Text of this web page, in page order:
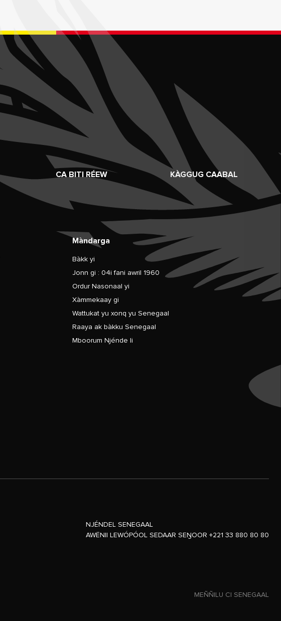
CA BITI RÉEW KÀGGUG CAABAL
Màndarga
Bàkk yi
Jonn gi : 04i fani awril 1960
Ordur Nasonaal yi
Xàmmekaay gi
Wattukat yu xonq yu Senegaal
Raaya ak bàkku Senegaal
Mboorum Njénde li
NJÉNDEL SENEGAAL
AWËNII LEWÓPÓOL SEDAAR SEŊOOR +221 33 880 80 80
MEÑÑILU CI SENEGAAL